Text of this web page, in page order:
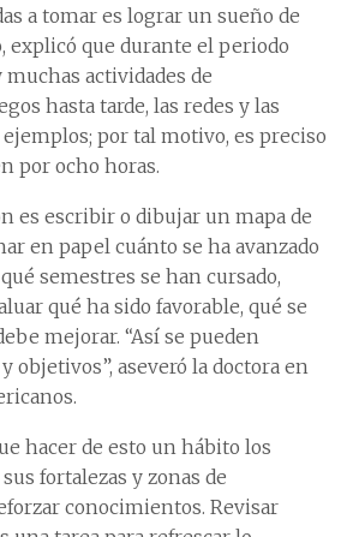
a tomar es lograr un sueño de
explicó que durante el periodo
actividades de
hasta tarde, las redes y las
por tal motivo, es preciso
por ocho horas.
es escribir o dibujar un mapa de
en papel cuánto se ha avanzado
semestres se han cursado,
qué ha sido favorable, qué se
mejorar. “Así se pueden
objetivos”, aseveró la doctora en
hacer de esto un hábito los
fortalezas y zonas de
conocimientos. Revisar